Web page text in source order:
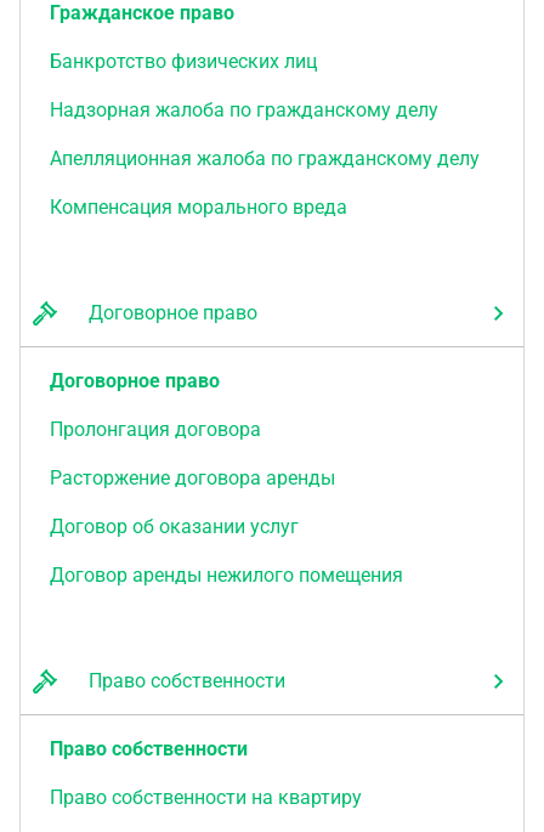
Гражданское право
Банкротство физических лиц
Надзорная жалоба по гражданскому делу
Апелляционная жалоба по гражданскому делу
Компенсация морального вреда
Договорное право
Договорное право
Пролонгация договора
Расторжение договора аренды
Договор об оказании услуг
Договор аренды нежилого помещения
Право собственности
Право собственности
Право собственности на квартиру